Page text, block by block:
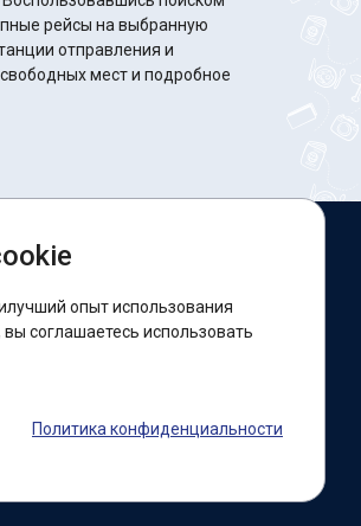
рейсы на выбранную
отправления и
мест и подробное
опыт использования
соглашаетесь использовать
Политика конфиденциальности